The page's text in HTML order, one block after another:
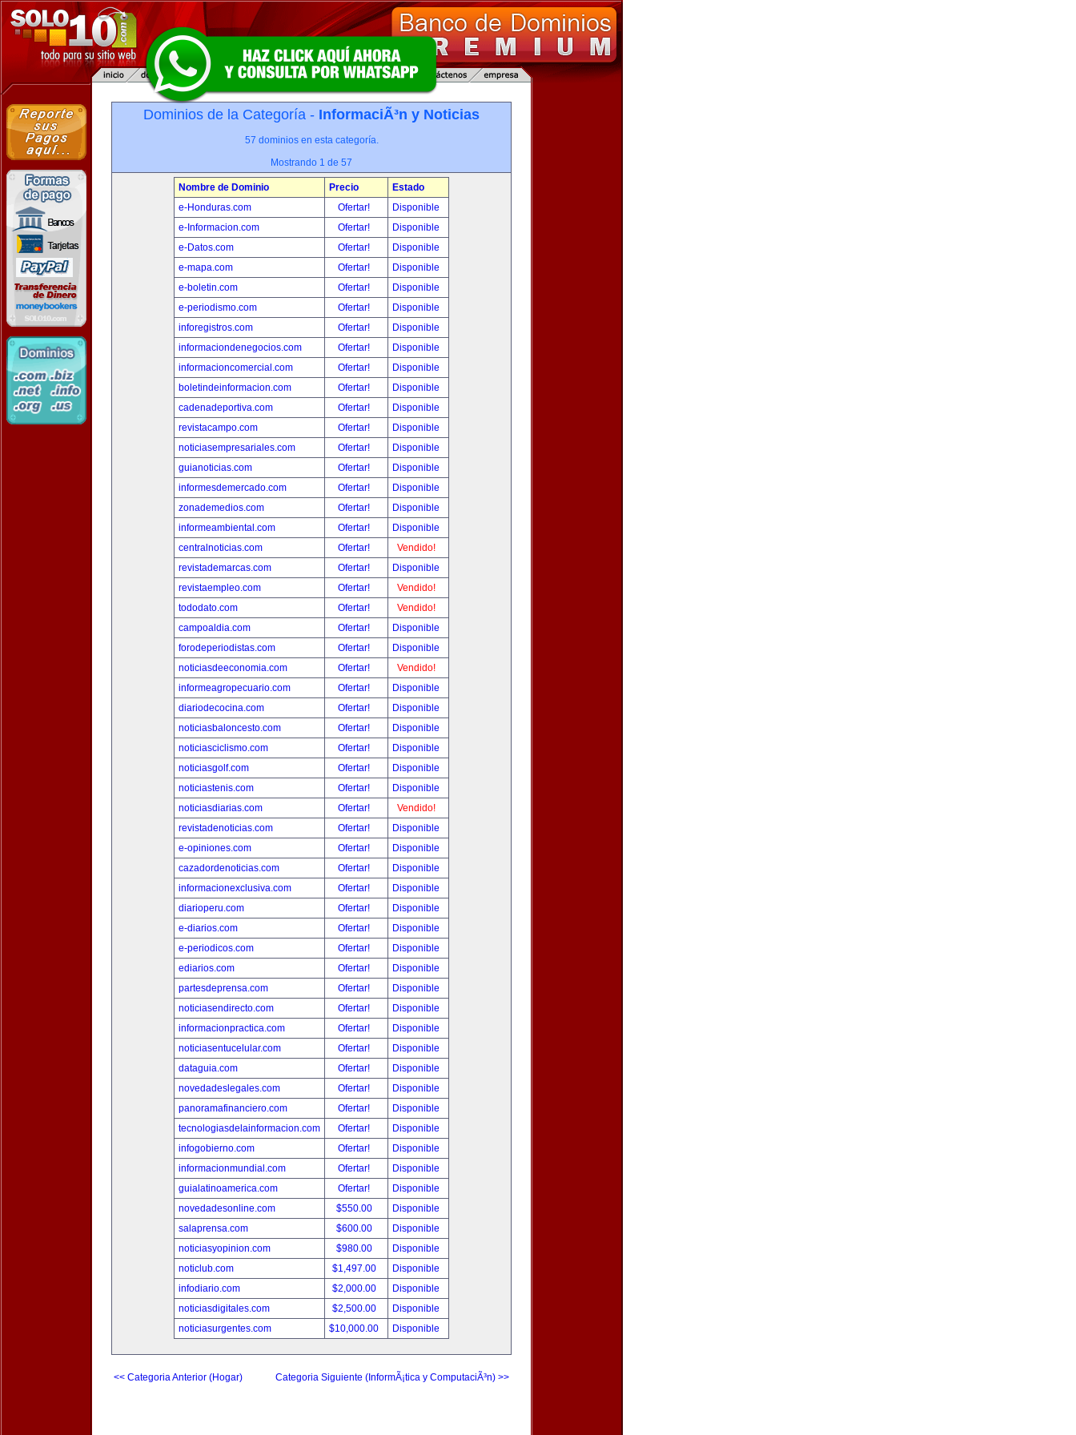
Dominios de la Categoría - InformaciÃ³n y Noticias
57 dominios en esta categoría.
Mostrando 1 de 57
Nombre de Dominio Precio
Estado
e-Honduras.com
Ofertar!
Disponible
e-Informacion.com
Ofertar!
Disponible
e-Datos.com
Ofertar!
Disponible
e-mapa.com
Ofertar!
Disponible
e-boletin.com
Ofertar!
Disponible
e-periodismo.com
Ofertar!
Disponible
inforegistros.com
Ofertar!
Disponible
informaciondenegocios.com
Ofertar!
Disponible
informacioncomercial.com
Ofertar!
Disponible
boletindeinformacion.com
Ofertar!
Disponible
cadenadeportiva.com
Ofertar!
Disponible
revistacampo.com
Ofertar!
Disponible
noticiasempresariales.com
Ofertar!
Disponible
guianoticias.com
Ofertar!
Disponible
informesdemercado.com
Ofertar!
Disponible
zonademedios.com
Ofertar!
Disponible
informeambiental.com
Ofertar!
Disponible
centralnoticias.com
Ofertar!
Vendido!
revistademarcas.com
Ofertar!
Disponible
revistaempleo.com
Ofertar!
Vendido!
tododato.com
Ofertar!
Vendido!
campoaldia.com
Ofertar!
Disponible
forodeperiodistas.com
Ofertar!
Disponible
noticiasdeeconomia.com
Ofertar!
Vendido!
informeagropecuario.com
Ofertar!
Disponible
diariodecocina.com
Ofertar!
Disponible
noticiasbaloncesto.com
Ofertar!
Disponible
noticiasciclismo.com
Ofertar!
Disponible
noticiasgolf.com
Ofertar!
Disponible
noticiastenis.com
Ofertar!
Disponible
noticiasdiarias.com
Ofertar!
Vendido!
revistadenoticias.com
Ofertar!
Disponible
e-opiniones.com
Ofertar!
Disponible
cazadordenoticias.com
Ofertar!
Disponible
informacionexclusiva.com
Ofertar!
Disponible
diarioperu.com
Ofertar!
Disponible
e-diarios.com
Ofertar!
Disponible
e-periodicos.com
Ofertar!
Disponible
ediarios.com
Ofertar!
Disponible
partesdeprensa.com
Ofertar!
Disponible
noticiasendirecto.com
Ofertar!
Disponible
informacionpractica.com
Ofertar!
Disponible
noticiasentucelular.com
Ofertar!
Disponible
dataguia.com
Ofertar!
Disponible
novedadeslegales.com
Ofertar!
Disponible
panoramafinanciero.com
Ofertar!
Disponible
tecnologiasdelainformacion.com
Ofertar!
Disponible
infogobierno.com
Ofertar!
Disponible
informacionmundial.com
Ofertar!
Disponible
guialatinoamerica.com
Ofertar!
Disponible
novedadesonline.com
$550.00
Disponible
salaprensa.com
$600.00
Disponible
noticiasyopinion.com
$980.00
Disponible
noticlub.com
$1,497.00
Disponible
infodiario.com
$2,000.00
Disponible
noticiasdigitales.com
$2,500.00
Disponible
noticiasurgentes.com
$10,000.00 Disponible
<< Categoria Anterior (Hogar) Categoria Siguiente (InformÃ¡tica y ComputaciÃ³n) >>